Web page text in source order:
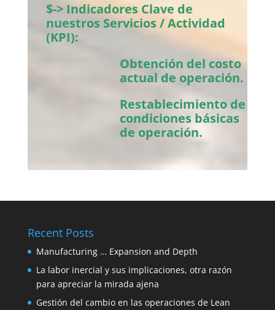
$-> Indicadores Clave de
nuestros Servicios / Actividad
(KPI):
Obtención del costo
actual de operación.
Restablecimiento de
condiciones básicas
de operación.
Recent Posts
Manufacturing … Expansion and Depth
La labor inercial y sus implicaciones, otra razón
para apreciar la mirada ajena
Gestión del cambio en las operaciones de Lean